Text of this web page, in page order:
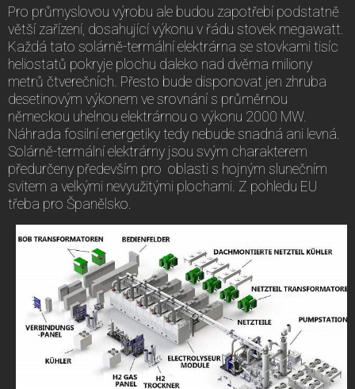
Pro průmyslovou výrobu ale budou zapotřebí podstatně
větší zařízení, dosahující výkonu v řádu stovek megawatt.
Každá tato solárně-termální elektrárna se stovkami tisíc
heliostatů pokryje plochu daleko nad dvěma miliony
metrů čtverečních. Přesto bude disponovat jen zhruba
desetinovým výkonem ve srovnání s průměrnou
německou uhelnou elektrárnou o výkonu 2000 MW.
Náhrada fosilní energetiky tedy nebude snadná ani levná.
Solárně-termální elektrárny jsou svým charakterem
předurčeny především pro oblasti s hojným slunečním
svitem a velkými nevyužitými plochami. Z pohledu EU
třeba pro Španělsko.